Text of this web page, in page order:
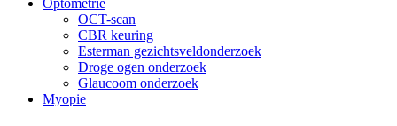
Optometrie
OCT-scan
CBR keuring
Esterman gezichtsveldonderzoek
Droge ogen onderzoek
Glaucoom onderzoek
Myopie